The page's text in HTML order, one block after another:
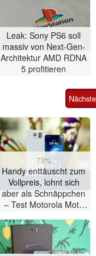
Leak: Sony PS6 soll
massiv von Next-Gen-
Architektur AMD RDNA
5 profitieren
73%
Handy enttäuscht zum
Vollpreis, lohnt sich
aber als Schnäppchen
– Test Motorola Moto